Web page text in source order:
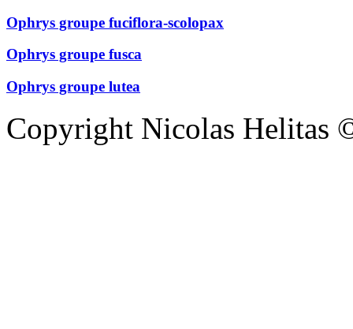
Ophrys groupe fuciflora-scolopax
Ophrys groupe fusca
Ophrys groupe lutea
Copyright Nicolas Helitas